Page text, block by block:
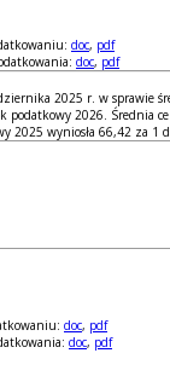
doc, pdf
doc, pdf
2025 r. w sprawie
podatkowy 2026. Średnia
2025 wyniosła 66,42 za 1
doc, pdf
doc, pdf